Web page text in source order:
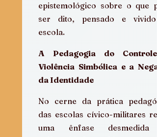
epistemológico sobre o que
ser dito, pensado e vivido
escola.
A Pedagogia do
Violência Simbólica e a
da Identidade
No cerne da prática
das escolas cívico-militares
uma ênfase desmedida